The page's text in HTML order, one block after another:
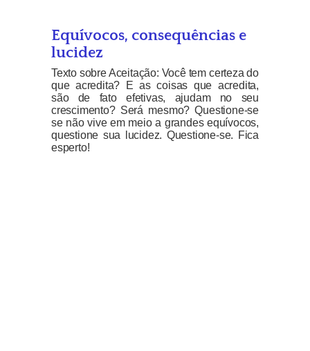
Equívocos, consequências e
lucidez
Texto sobre Aceitação: Você tem certeza do
que acredita? E as coisas que acredita,
são de fato efetivas, ajudam no seu
crescimento? Será mesmo? Questione-se
se não vive em meio a grandes equívocos,
questione sua lucidez. Questione-se. Fica
esperto!